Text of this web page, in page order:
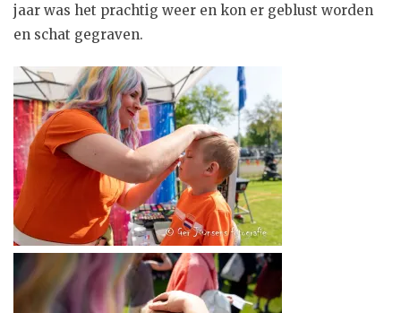
jaar was het prachtig weer en kon er geblust worden
en schat gegraven.